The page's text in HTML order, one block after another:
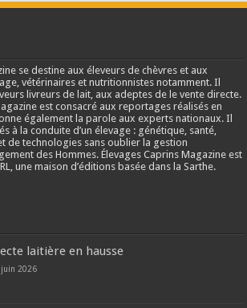
se destine aux éleveurs de chèvres et aux
vétérinaires et nutritionnistes notamment. Il
livreurs de lait, aux adeptes de le vente directe.
est consacré aux reportages réalisés en
également la parole aux experts nationaux. Il
à la conduite d’un élevage : génétique, santé,
de technologies sans oublier la gestion
des Hommes. Élevages Caprins Magazine est
une maison d’éditions basée dans la Sarthe.
laitière en hausse
juin 2026